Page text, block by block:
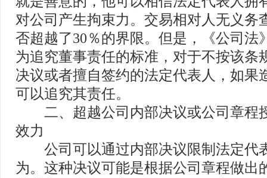
对公司产生拘束力。交易相对人无义务
否超越了30％的界限。但是，《公司法
为追究董事责任的标准，对于不按该条
决议或者擅自签约的法定代表人，如果
可以追究其责任。
二、超越公司内部决议或公司章程
效力
公司可以通过内部决议限制法定代
为。这种决议可能是根据公司章程做出